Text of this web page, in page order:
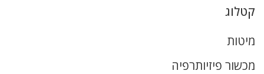
קטלוג
מיטות
מכשור פיזיותרפיה